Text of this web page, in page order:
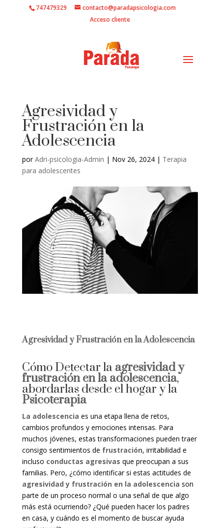
747479329
contacto@paradapsicologia.com
Acceso cliente
Agresividad y
Frustración en la
Adolescencia
porAdri-psicologia-Admin | Nov 26, 2024| Terapia
para adolescentes
Agresividad y Frustración en la Adolescencia
Cómo Detectar laagresividad y
frustración en la adolescencia,
abordarlas desde el hogar y la
Psicoterapia
La adolescencia es una etapa llena de retos,
cambios profundos y emociones intensas. Para
muchos jóvenes, estas transformaciones pueden traer
consigo sentimientos de frustración, irritabilidad e
incluso conductas agresivas que preocupan a sus
familias. Pero, ¿cómo identificar si estas actitudes de
agresividad y frustración en la adolescencia son
parte de un proceso normal o una señal de que algo
más está ocurriendo? ¿Qué pueden hacer los padres
en casa, y cuándo es el momento de buscar ayuda